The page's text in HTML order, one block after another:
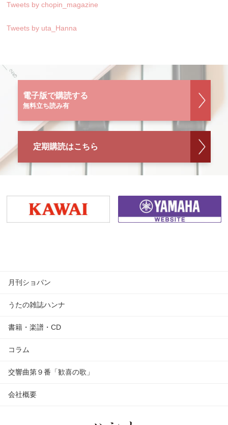
Tweets by chopin_magazine
Tweets by uta_Hanna
電子版で購読する
無料立ち読み有
定期購読はこちら
月刊ショパン
うたの雑誌ハンナ
書籍・楽譜・CD
コラム
交響曲第９番「歓喜の歌」
会社概要